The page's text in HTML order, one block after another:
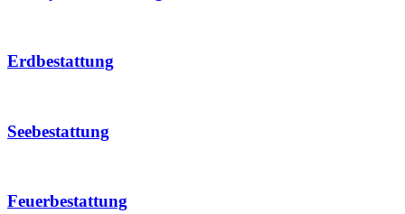
Erdbestattung
Seebestattung
Feuerbestattung